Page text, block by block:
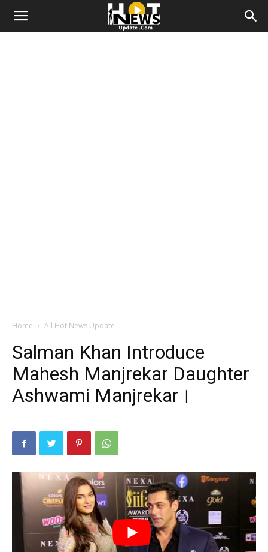
Home All Hot News Update
Salman Khan Introduce
Mahesh Manjrekar Daughter
Ashwami Manjrekar।